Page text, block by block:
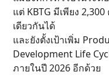
แต่ KBTG มีเพียง
เดียวกันได้
และยังตั้งเป้าเพิ่ม
Development Life
ภายในปี 2026 อีกด้วย